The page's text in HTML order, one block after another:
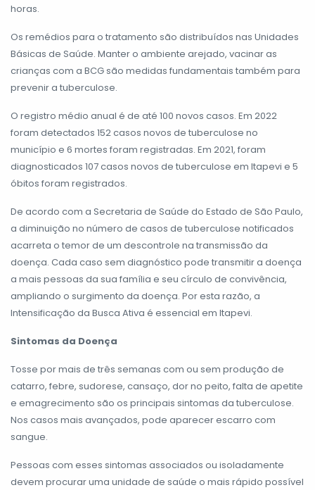
horas.
Os remédios para o tratamento são distribuídos nas Unidades
Básicas de Saúde. Manter o ambiente arejado, vacinar as
crianças com a BCG são medidas fundamentais também para
prevenir a tuberculose.
O registro médio anual é de até 100 novos casos. Em 2022
foram detectados 152 casos novos de tuberculose no
município e 6 mortes foram registradas. Em 2021, foram
diagnosticados 107 casos novos de tuberculose em Itapevi e 5
óbitos foram registrados.
De acordo com a Secretaria de Saúde do Estado de São Paulo,
a diminuição no número de casos de tuberculose notificados
acarreta o temor de um descontrole na transmissão da
doença. Cada caso sem diagnóstico pode transmitir a doença
a mais pessoas da sua família e seu círculo de convivência,
ampliando o surgimento da doença. Por esta razão, a
Intensificação da Busca Ativa é essencial em Itapevi.
Sintomas da Doença
Tosse por mais de três semanas com ou sem produção de
catarro, febre, sudorese, cansaço, dor no peito, falta de apetite
e emagrecimento são os principais sintomas da tuberculose.
Nos casos mais avançados, pode aparecer escarro com
sangue.
Pessoas com esses sintomas associados ou isoladamente
devem procurar uma unidade de saúde o mais rápido possível